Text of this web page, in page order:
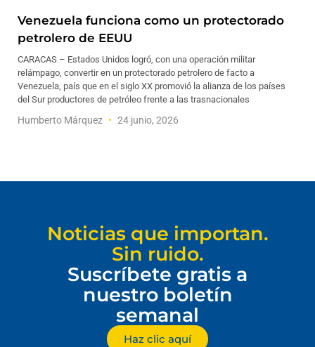
Venezuela funciona como un protectorado
petrolero de EEUU
CARACAS – Estados Unidos logró, con una operación militar
relámpago, convertir en un protectorado petrolero de facto a
Venezuela, país que en el siglo XX promovió la alianza de los países
del Sur productores de petróleo frente a las trasnacionales
Humberto Márquez 24 junio, 2026
Noticias que importan.
Sin ruido.
Suscríbete gratis a
nuestro boletín
semanal
Haz clic aquí